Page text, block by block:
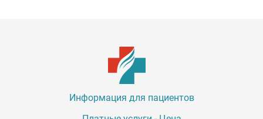
Информация для пациентов